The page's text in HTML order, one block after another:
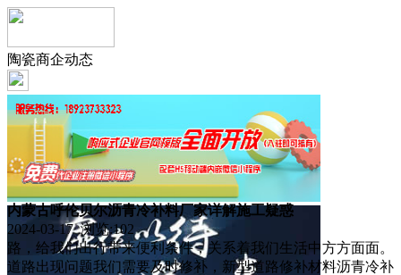
陶瓷商企动态
内蒙古呼伦贝尔沥青冷补料厂家详解施工疑惑
2024-03-17 浏览:102
路，给我们出行带来便利条件，关系着我们生活中方方面面。
道路出现问题我们需要及时修补，新型道路修补材料沥青冷补